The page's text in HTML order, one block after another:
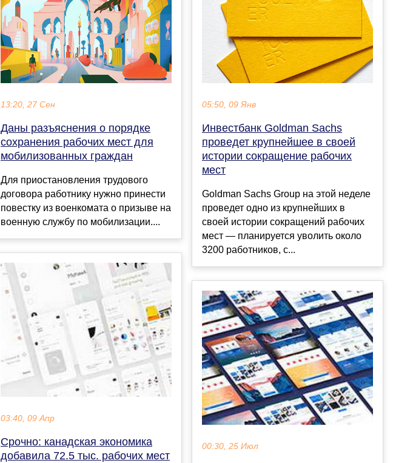
13:20, 27 Сен
Даны разъяснения о порядке
сохранения рабочих мест для
мобилизованных граждан
Для приостановления трудового
договора работнику нужно принести
повестку из военкомата о призыве на
военную службу по мобилизации....
03:40, 09 Апр
Срочно: канадская экономика
добавила 72.5 тыс. рабочих мест
05:50, 09 Янв
Инвестбанк Goldman Sachs
проведет крупнейшее в своей
истории сокращение рабочих
мест
Goldman Sachs Group на этой неделе
проведет одно из крупнейших в
своей истории сокращений рабочих
мест — планируется уволить около
3200 работников, с...
00:30, 25 Июл